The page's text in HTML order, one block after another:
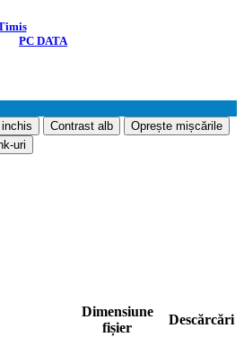
. Toate drepturile rezervate. Dezvoltat de
PC DATA
Contrast alb
Oprește mișcările
uri
Dimensiune
fișier
Descărcări